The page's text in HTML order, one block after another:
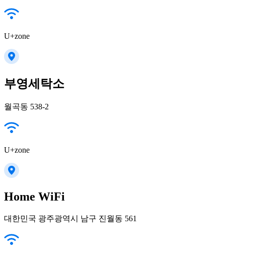
U+zone
부영세탁소
월곡동 538-2
U+zone
Home WiFi
대한민국 광주광역시 남구 진월동 561